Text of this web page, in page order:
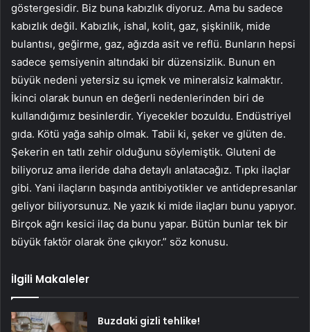
göstergesidir. Biz buna kabızlık diyoruz. Ama bu sadece
kabızlık değil. Kabızlık, ishal, kolit, gaz, şişkinlik, mide
bulantısı, geğirme, gaz, ağızda asit ve reflü. Bunların hepsi
sadece şemsiyenin altındaki bir düzensizlik. Bunun en
büyük nedeni yetersiz su içmek ve mineralsiz kalmaktır.
İkinci olarak bunun en değerli nedenlerinden biri de
kullandığımız besinlerdir. Yiyecekler bozuldu. Endüstriyel
gıda. Kötü yağa sahip olmak. Tabii ki, şeker ve glüten de.
Şekerin en tatlı zehir olduğunu söylemiştik. Gluteni de
biliyoruz ama ileride daha detaylı anlatacağız. Tıpkı ilaçlar
gibi. Yani ilaçların başında antibiyotikler ve antidepresanlar
geliyor biliyorsunuz. Ne yazık ki mide ilaçları bunu yapıyor.
Birçok ağrı kesici ilaç da bunu yapar. Bütün bunlar tek bir
büyük faktör olarak öne çıkıyor.” söz konusu.
İlgili Makaleler
Buzdaki gizli tehlike!